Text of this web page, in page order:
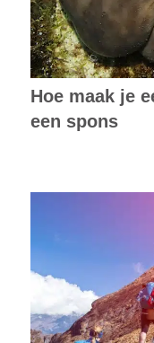
Hoe maak je
een spons